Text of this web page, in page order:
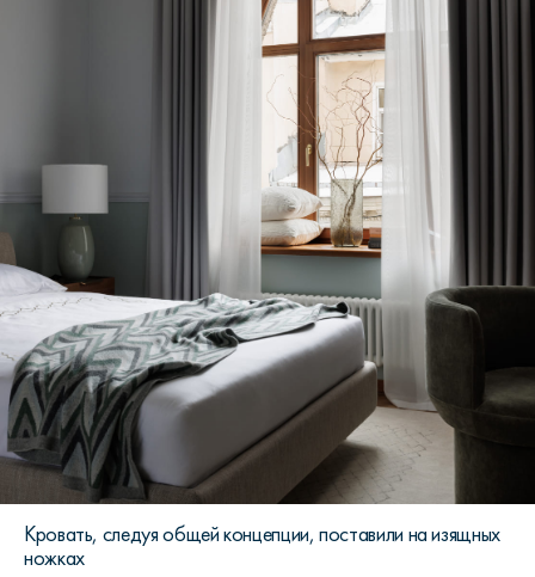
Кровать, следуя общей концепции, поставили на изящных
ножках